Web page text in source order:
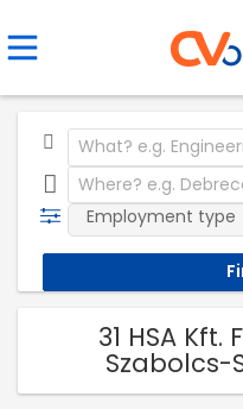
Employment type
31 HSA
Szabolcs-